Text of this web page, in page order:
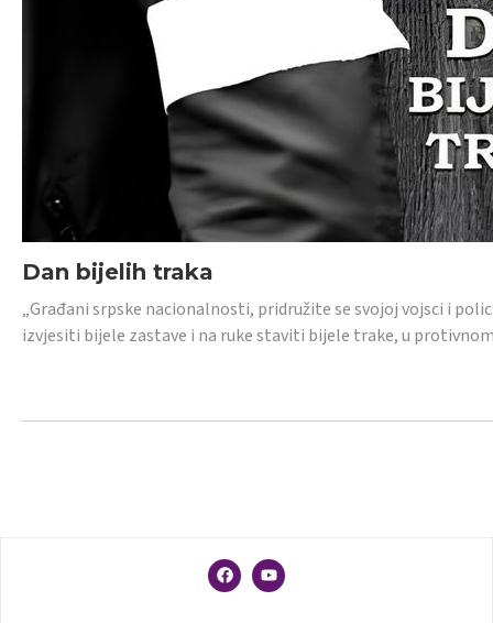
Dan bijelih traka
„Građani srpske nacionalnosti, pridružite se svojoj vojsci i
izvjesiti bijele zastave i na ruke staviti bijele trake, u